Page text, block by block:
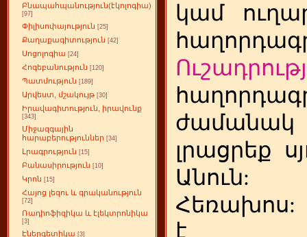
Բնապահպանություն(էկոլոգիա)
[97]
Փիլիսոփայություն [25]
Քաղաքագիտություն [42]
Սոցոլոգիա [24]
Հոգեբանություն [120]
Պատմություն [189]
Արվեստ, մշակույթ [30]
Իրավագիտություն, իրավունք
[343]
Միջազգային
հարաբերություններ [34]
Լրագրություն [15]
Բանասիրություն [10]
Կրոն [15]
Հայոց լեզու և գրականություն
[72]
Ռադիոֆիզիկա և էլեկտրոնիկա
[3]
Էներգետիկա [3]
կամ
ժամանակ
լրացրեք
Անուն:
Հեռախոս
է